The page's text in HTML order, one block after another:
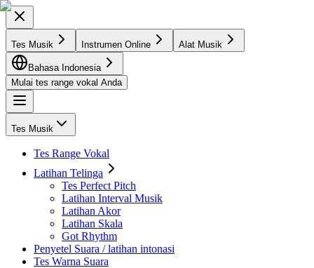
Tes Musik Instrumen Online Alat Musik
Bahasa Indonesia
Mulai tes range vokal Anda
Tes Musik
Tes Range Vokal
Latihan Telinga
Tes Perfect Pitch
Latihan Interval Musik
Latihan Akor
Latihan Skala
Got Rhythm
Penyetel Suara / latihan intonasi
Tes Warna Suara